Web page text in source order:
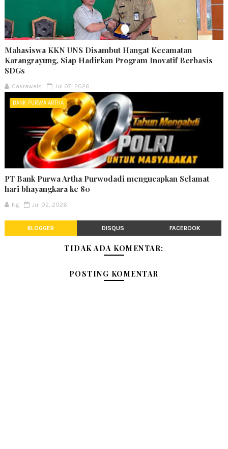
Mahasiswa KKN UNS Disambut Hangat Kecamatan
Karangrayung, Siap Hadirkan Program Inovatif Berbasis
SDGs
Cakrawals Jul 07, 2026
BANK PURWA ARTHA
PT Bank Purwa Artha Purwodadi mengucapkan Selamat
hari bhayangkara ke 80
Ng Jul 02, 2026
BLOGGER DISQUS FACEBOOK
TIDAK ADA KOMENTAR:
POSTING KOMENTAR